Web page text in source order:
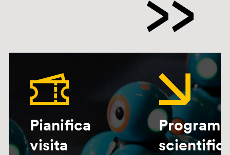
Pianifica
visita